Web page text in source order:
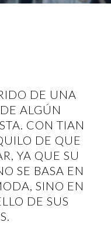
DE UNA
ALGÚN
CON TIAN
DE QUE
YA QUE SU
SE BASA EN
SINO EN
DE SUS